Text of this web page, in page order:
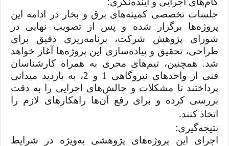
جلسات تخصصی کمیته‌های برق و بخار در ادامه این
پروژه‌ها برگزار شده و پس از تصویب نهایی در
شورای پژوهش شرکت، برنامه‌ریزی دقیق برای
طراحی، تحقیق و پیاده‌سازی این پروژه‌ها آغاز خواهد
شد. همچنین، تیم‌های مجری به همراه کارشناسان
فنی از واحدهای نیروگاهی 1 و 2، به بازدید میدانی
پرداختند تا مشکلات و چالش‌های اجرایی را به دقت
بررسی کرده و برای رفع آن‌ها راهکارهای لازم را
اتخاذ کنند.
نتیجه‌گیری:
اجرای این پروژه‌های پژوهشی به‌ویژه در شرایط